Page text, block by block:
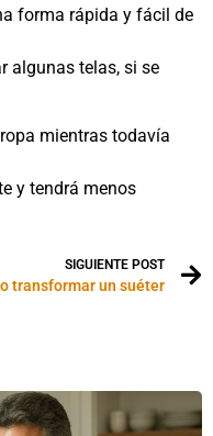
forma rápida y fácil de
algunas telas, si se
mientras todavía
y tendrá menos
SIGUIENTE POST
transformar un suéter